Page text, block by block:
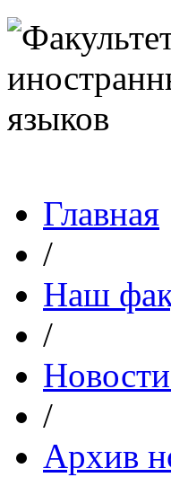
Главная
/
Наш
/
/
Архив